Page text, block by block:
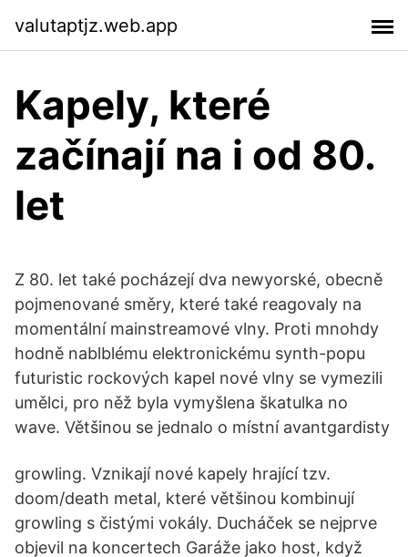
valutaptjz.web.app
Kapely, které
začínají na i od 80.
let
Z 80. let také pocházejí dva newyorské, obecně
pojmenované směry, které také reagovaly na
momentální mainstreamové vlny. Proti mnohdy
hodně nablblému elektronickému synth-popu
futuristic rockových kapel nové vlny se vymezili
umělci, pro něž byla vymyšlena škatulka no
wave. Většinou se jednalo o místní avantgardisty
growling. Vznikají nové kapely hrající tzv.
doom/death metal, které většinou kombinují
growling s čistými vokály. Ducháček se nejprve
objevil na koncertech Garáže jako host, když